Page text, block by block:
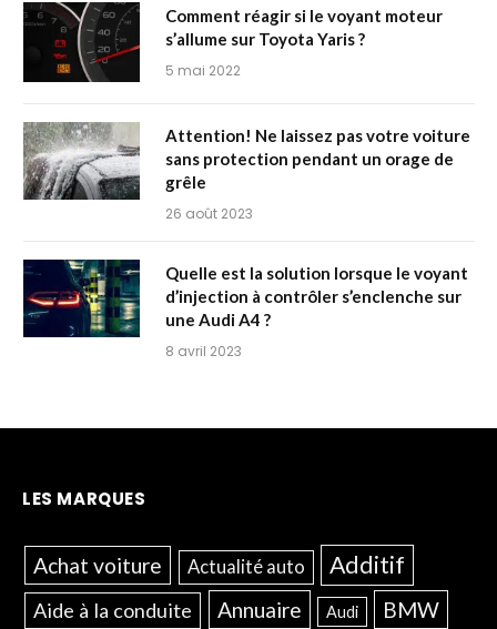
Comment réagir si le voyant moteur
s’allume sur Toyota Yaris ?
5 mai 2022
Attention! Ne laissez pas votre voiture
sans protection pendant un orage de
grêle
26 août 2023
Quelle est la solution lorsque le voyant
d’injection à contrôler s’enclenche sur
une Audi A4 ?
8 avril 2023
LES MARQUES
Achat voiture Actualité auto Additif
Aide à la conduite Annuaire Audi BMW